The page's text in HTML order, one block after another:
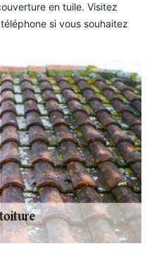
en tuile. Visitez
si vous souhaitez